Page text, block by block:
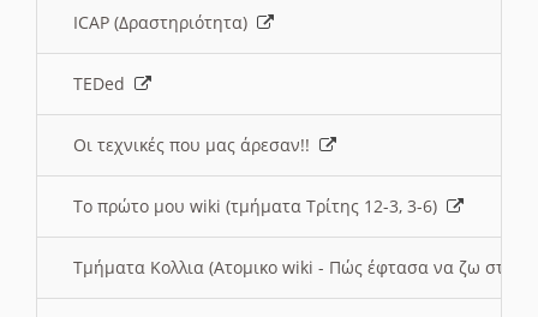
ICAP (Δραστηριότητα)
TEDed
Οι τεχνικές που μας άρεσαν!!
Το πρώτο μου wiki (τμήματα Τρίτης 12-3, 3-6)
Τμήματα Κολλια (Ατομικο wiki - Πώς έφτασα να ζω στην